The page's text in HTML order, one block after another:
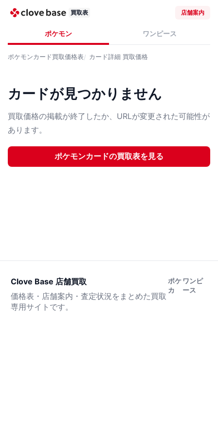
買取表 店舗案内
ポケモン ワンピース
ポケモンカード買取価格表 カード詳細 買取価格
カードが見つかりません
買取価格の掲載が終了したか、URLが変更された可能性が
あります。
ポケモンカードの買取表を見る
Clove Base 店舗買取
価格表・店舗案内・査定状況をまとめた買取
専用サイトです。
ポケ
カ
ワンピ
ース